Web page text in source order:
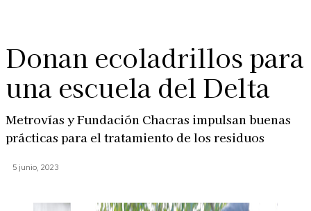
Donan ecoladrillos para
una escuela del Delta
Metrovías y Fundación Chacras impulsan buenas
prácticas para el tratamiento de los residuos
5 junio, 2023